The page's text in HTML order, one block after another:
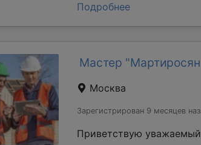
Подробнее
Мастер
Москва
Зарегистрирован 9 месяцев
Приветствую уважаемый